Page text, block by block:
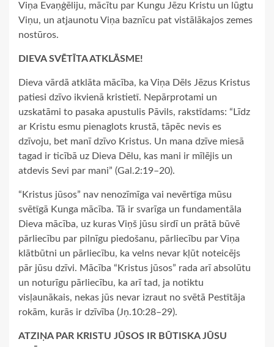
Viņa Evaņģēliju, mācītu par Kungu Jēzu Kristu un lūgtu
Viņu, un atjaunotu Viņa baznīcu pat vistālākajos zemes
nostūros.
DIEVA SVĒTĪTA ATKLĀSME!
Dieva vārdā atklāta mācība, ka Viņa Dēls Jēzus Kristus
patiesi dzīvo ikvienā kristietī. Nepārprotami un
uzskatāmi to pasaka apustulis Pāvils, rakstīdams: “Līdz
ar Kristu esmu pienaglots krustā, tāpēc nevis es
dzīvoju, bet manī dzīvo Kristus. Un mana dzīve miesā
tagad ir ticībā uz Dieva Dēlu, kas mani ir mīlējis un
atdevis Sevi par mani” (Gal.2:19–20).
“Kristus jūsos” nav nenozīmīga vai nevērtīga mūsu
svētīgā Kunga mācība. Tā ir svarīga un fundamentāla
Dieva mācība, uz kuras Viņš jūsu sirdī un prātā būvē
pārliecību par pilnīgu piedošanu, pārliecību par Viņa
klātbūtni un pārliecību, ka velns nevar kļūt noteicējs
pār jūsu dzīvi. Mācība “Kristus jūsos” rada arī absolūtu
un noturīgu pārliecību, ka arī tad, ja notiktu
visļaunākais, nekas jūs nevar izraut no svētā Pestītāja
rokām, kurās ir dzīvība (Jņ.10:28–29).
ATZIŅA PAR KRISTU JŪSOS IR BŪTISKA JŪSU